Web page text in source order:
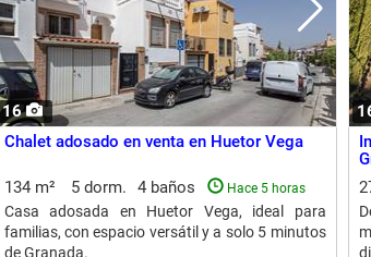
16
Chalet adosado en venta en Huetor Vega
134 m² 5 dorm. 4 baños Hace 5 horas
Casa adosada en Huetor Vega, ideal para
familias, con espacio versátil y a solo 5 minutos
de Granada.